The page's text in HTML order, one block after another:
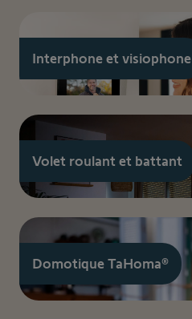
Interphone et visiophone
Volet roulant et battant
Domotique TaHoma®